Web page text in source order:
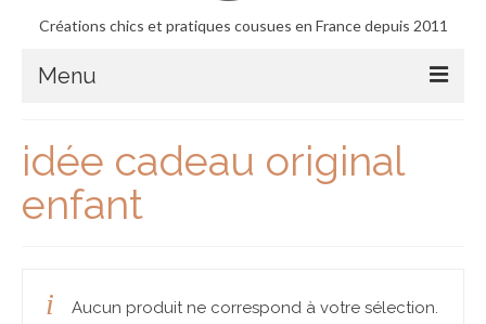
Créations chics et pratiques cousues en France depuis 2011
Menu
Contact
Idées cadeaux
Cadeaux HOMME
idée cadeau original
enfant
Aucun produit ne correspond à votre sélection.